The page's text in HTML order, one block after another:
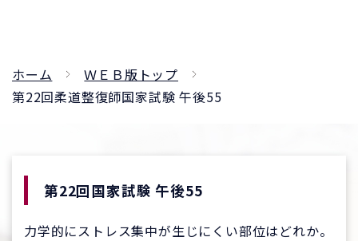
ホーム
ＷＥＢ版トップ
第22回柔道整復師国家試験 午後55
第22回国家試験 午後55
力学的にストレス集中が生じにくい部位はどれか。